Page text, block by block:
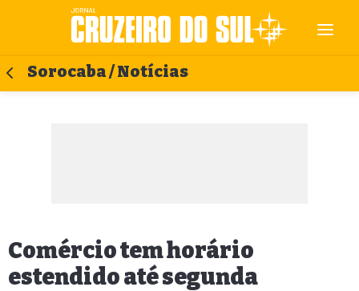
Sorocaba / Notícias
Comércio tem horário
estendido até segunda